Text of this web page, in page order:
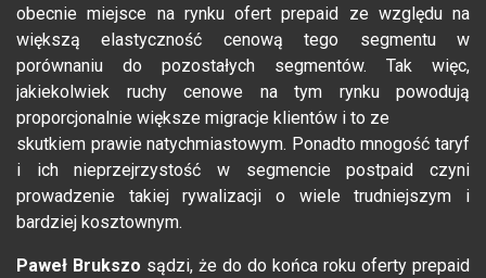
obecnie miejsce na rynku ofert prepaid ze względu na
większą elastyczność cenową tego segmentu w
porównaniu do pozostałych segmentów. Tak więc,
jakiekolwiek ruchy cenowe na tym rynku powodują
proporcjonalnie większe migracje klientów i to ze
skutkiem prawie natychmiastowym. Ponadto mnogość taryf
i ich nieprzejrzystość w segmencie postpaid czyni
prowadzenie takiej rywalizacji o wiele trudniejszym i
bardziej kosztownym.
Paweł Brukszo sądzi, że do do końca roku oferty prepaid